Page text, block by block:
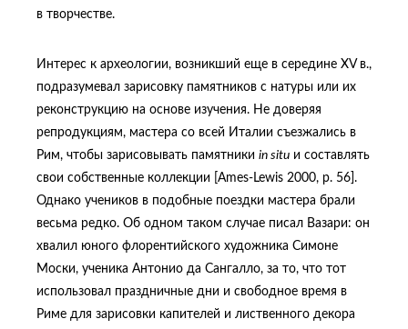
в творчестве.
Интерес к археологии, возникший еще в середине XV в.,
подразумевал зарисовку памятников с натуры или их
реконструкцию на основе изучения. Не доверяя
репродукциям, мастера со всей Италии съезжались в
Рим, чтобы зарисовывать памятники in situ и составлять
свои собственные коллекции [Ames-Lewis 2000, p. 56].
Однако учеников в подобные поездки мастера брали
весьма редко. Об одном таком случае писал Вазари: он
хвалил юного флорентийского художника Симоне
Моски, ученика Антонио да Сангалло, за то, что тот
использовал праздничные дни и свободное время в
Риме для зарисовки капителей и лиственного декора